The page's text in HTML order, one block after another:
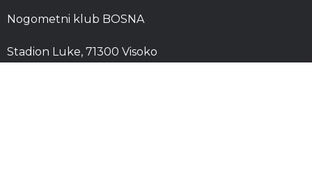
Nogometni klub BOSNA
Stadion Luke, 71300 Visoko